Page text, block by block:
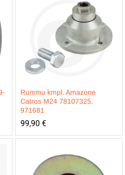
Rummu kmpl. Amazone
Catros M24 78107325,
971681
99,90 €